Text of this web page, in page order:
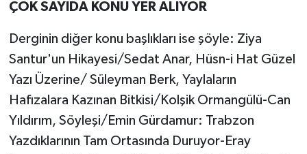
ÇOK SAYIDA KONU YER ALIYOR
Derginin diğer konu başlıkları ise şöyle: Ziya
Santur'un Hikayesi/Sedat Anar, Hüsn-i Hat Güzel
Yazı Üzerine/ Süleyman Berk, Yaylaların
Hafızalara Kazınan Bitkisi/Kolşik Ormangülü-Can
Yıldırım, Söyleşi/Emin Gürdamur: Trabzon
Yazdıklarının Tam Ortasında Duruyor-Eray